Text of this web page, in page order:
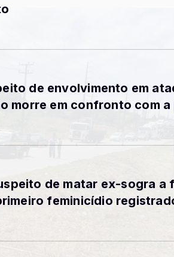
de envolvimento em
morre em confronto com a
de matar ex-sogra a
feminicídio